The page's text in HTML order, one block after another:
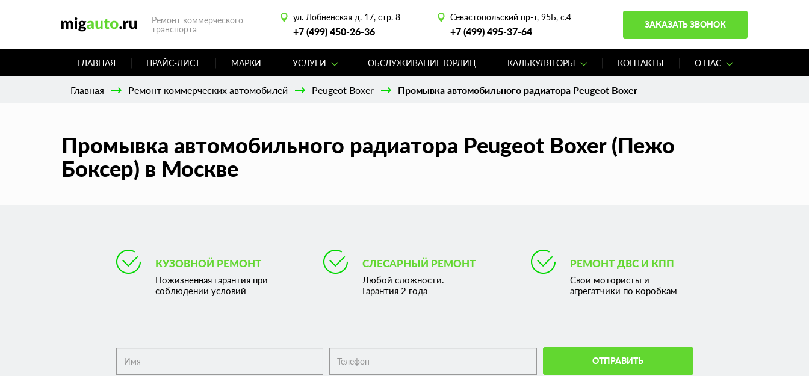
Ремонт коммерческого
транспорта
ул. Лобненская д. 17, стр. 8
+7 (499) 450-26-36
Севастопольский пр-т, 95Б, с.4
+7 (499) 495-37-64
ЗАКАЗАТЬ ЗВОНОК
ГЛАВНАЯ ПРАЙС-ЛИСТ МАРКИ УСЛУГИ ОБСЛУЖИВАНИЕ ЮРЛИЦ КАЛЬКУЛЯТОРЫ КОНТАКТЫ О НАС
Главная Ремонт коммерческих автомобилей Peugeot Boxer Промывка автомобильного радиатора Peugeot Boxer
Промывка автомобильного радиатора Peugeot Boxer (Пежо
Боксер) в Москве
КУЗОВНОЙ РЕМОНТ
Пожизненная гарантия при
соблюдении условий
СЛЕСАРНЫЙ РЕМОНТ
Любой сложности.
Гарантия 2 года
РЕМОНТ ДВС И КПП
Свои мотористы и
агрегатчики по коробкам
ОТПРАВИТЬ